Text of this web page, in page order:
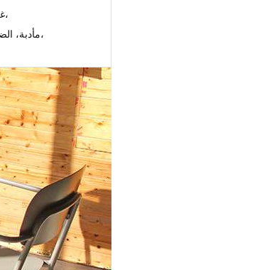
غرفة الطعام، غرفة المعيشة، الفندق، النادي، البار، العقد، العام، القهوة، التجاري،
مأدبة، الضيافة، مطبخ، مربع، جولة، بلازا، بوفيه، مقصف، مقاعد البدلاء، الوجبات السريعة،